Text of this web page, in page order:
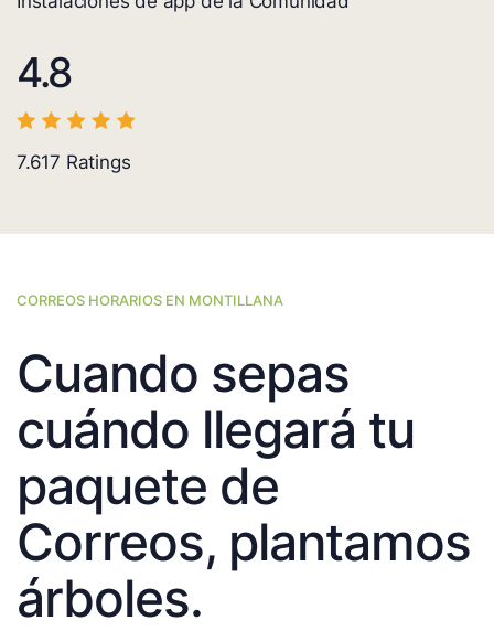
4.8
7.617 Ratings
CORREOS HORARIOS EN MONTILLANA
Cuando sepas
cuándo llegará tu
paquete de
Correos, plantamos
árboles.